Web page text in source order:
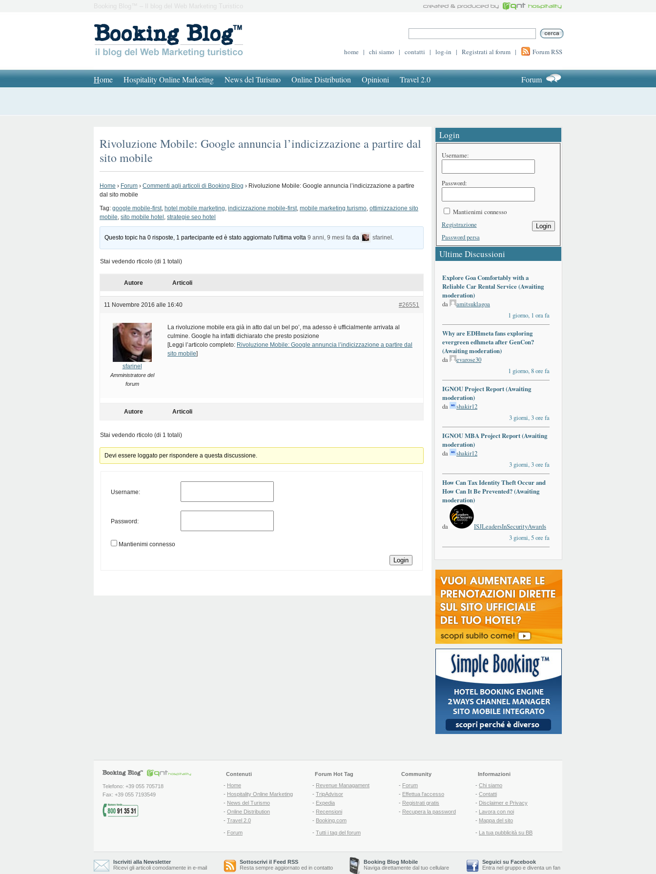
Booking Blog™ – Il blog del Web Marketing Turistico
home | chi siamo | contatti | log-in | Registrati al forum | Forum RSS
Home Hospitality Online Marketing News del Turismo Online Distribution Opinioni Travel 2.0 Forum
Rivoluzione Mobile: Google annuncia l’indicizzazione a partire dal
sito mobile
Home › Forum › Commenti agli articoli di Booking Blog › Rivoluzione Mobile: Google annuncia l’indicizzazione a partire
dal sito mobile
Tag: google mobile-first, hotel mobile marketing, indicizzazione mobile-first, mobile marketing turismo, ottimizzazione sito
mobile, sito mobile hotel , strategie seo hotel
Questo topic ha 0 risposte, 1 partecipante ed è stato aggiornato l'ultima volta9 anni, 9 mesi fa da sfarinel
Stai vedendo rticolo (di 1 totali)
Autore Articoli
11 Novembre 2016 alle 16:40 #26551
sfarinel
Amministratore del
forum
La rivoluzione mobile era già in atto dal un bel po’, ma adesso è ufficialmente arrivata al
culmine. Google ha infatti dichiarato che presto posizione
[Leggi l’articolo completo: Rivoluzione Mobile: Google annuncia l’indicizzazione a partire dal
sito mobile]
Autore Articoli
Stai vedendo rticolo (di 1 totali)
Devi essere loggato per rispondere a questa discussione.
Username:
Password:
Mantienimi connesso
Login
Login
Username:
Password:
Mantienimi connesso
Login
Registrazione
Password persa
Ultime Discussioni
Explore Goa Comfortably with a
Reliable Car Rental Service (Awaiting
moderation)
da
amitsuklagoa
1 giorno, 1 ora fa
Why are EDHmeta fans exploring
evergreen edhmeta after GenCon?
(Awaiting moderation)
da
evarose30
1 giorno, 8 ore fa
IGNOU Project Report (Awaiting
moderation)
da
shakir12
3 giorni, 3 ore fa
IGNOU MBA Project Report (Awaiting
moderation)
da
shakir12
3 giorni, 3 ore fa
How Can Tax Identity Theft Occur and
How Can It Be Prevented? (Awaiting
moderation)
da
ISJLeadersInSecurityAwards
3 giorni, 5 ore fa
Telefono: +39 055 705718
Fax: +39 055 7193549
Contenuti
- Home
- Hospitality Online Marketing
- News del Turismo
- Online Distribution
- Travel 2.0
- Forum
Forum Hot Tag
- Revenue Managament
- TripAdvisor
- Expedia
- Recensioni
- Booking.com
- Tutti i tag del forum
Community
- Forum
- Effettua l'accesso
- Registrati gratis
- Recupera la password
Informazioni
- Chi siamo
- Contatti
- Disclaimer e Privacy
- Lavora con noi
- Mappa del sito
- La tua pubblicità su BB
Iscriviti alla Newsletter
Ricevi gli articoli comodamente in e-mail
Sottoscrivi il Feed RSS
Resta sempre aggiornato ed in contatto
Booking Blog Mobile
Naviga direttamente dal tuo cellulare
Seguici su Facebook
Entra nel gruppo e diventa un fan